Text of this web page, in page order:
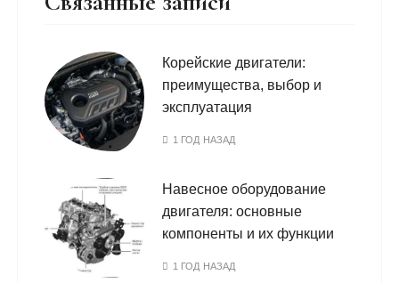
Корейские двигатели:
преимущества, выбор и
эксплуатация
1 ГОД НАЗАД
Навесное оборудование
двигателя: основные
компоненты и их функции
1 ГОД НАЗАД